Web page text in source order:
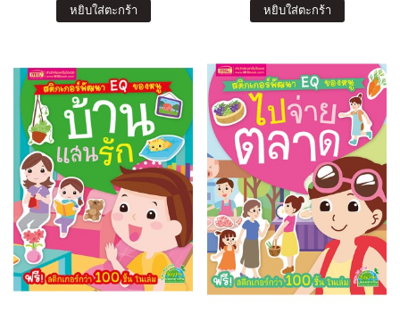
หยิบใส่ตะกร้า หยิบใส่ตะกร้า